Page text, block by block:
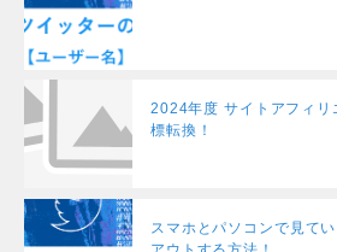
2024年度 サイトアフィリ
標転換！
スマホとパソコンで見て